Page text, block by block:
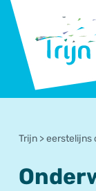
Trijn
Trijn >eerstelijns